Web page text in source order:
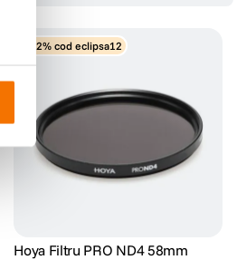
-12% cod eclipsa12
Hoya Filtru PRO ND4 58mm